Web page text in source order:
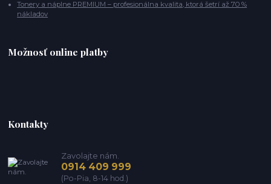
Tonery a náplne PREMIUM – profesionálna kvalita, ktorá šetrí až 70 %
nákladov
Možnosť online platby
Kontakty
Zavolajte nám.
0914 409 999
(Po-Pia, 8-14 hod.)